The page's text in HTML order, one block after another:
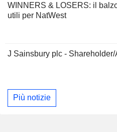
WINNERS & LOSERS: il
utili per NatWest
J Sainsbury plc - Shareholder/
Più notizie